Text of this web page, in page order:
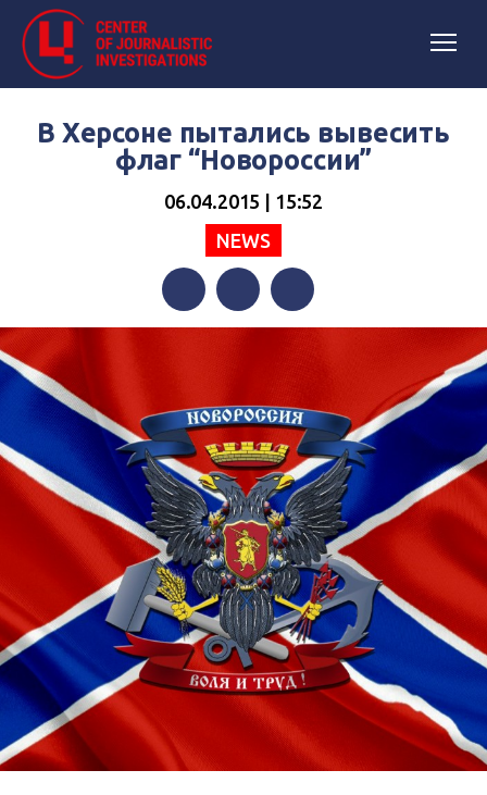
В Херсоне пытались вывесить
флаг “Новороссии”
06.04.2015 | 15:52
NEWS
FacebookTwitterTelegram